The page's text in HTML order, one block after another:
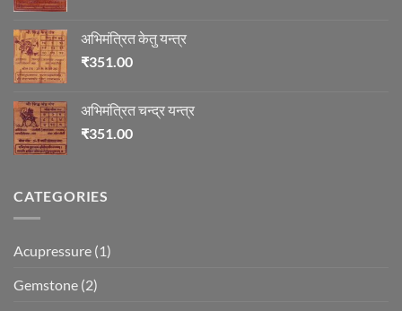
अभिमंत्रित केतु यन्त्र
₹351.00
अभिमंत्रित चन्द्र यन्त्र
₹351.00
CATEGORIES
Acupressure (1)
Gemstone (2)